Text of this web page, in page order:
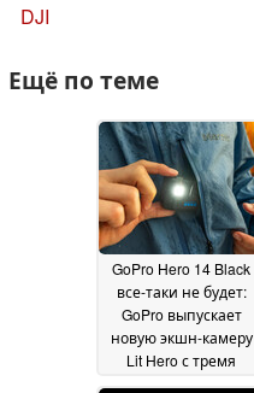
DJI
Ещё по теме
GoPro Hero 14 Black
все-таки не будет:
GoPro выпускает
новую экшн-камеру
Lit Hero с тремя